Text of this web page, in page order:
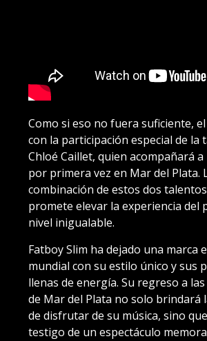
Como si eso no fuera suficiente,
con la participación especial de la
Chloé Caillet, quien acompañará a
por primera vez en Mar del Plata.
combinación de estos dos
promete elevar la experiencia del
nivel inigualable.
Fatboy Slim ha dejado una marca
mundial con su estilo único y sus
llenas de energía. Su regreso a
de Mar del Plata no solo brindará
de disfrutar de su música, sino
testigo de un espectáculo